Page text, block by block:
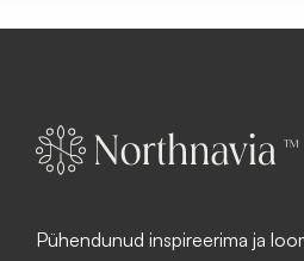
Pühendunud inspireerima ja